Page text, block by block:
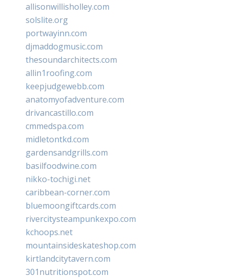
allisonwillisholley.com
solslite.org
portwayinn.com
djmaddogmusic.com
thesoundarchitects.com
allin1roofing.com
keepjudgewebb.com
anatomyofadventure.com
drivancastillo.com
cmmedspa.com
midletontkd.com
gardensandgrills.com
basilfoodwine.com
nikko-tochigi.net
caribbean-corner.com
bluemoongiftcards.com
rivercitysteampunkexpo.com
kchoops.net
mountainsideskateshop.com
kirtlandcitytavern.com
301nutritionspot.com